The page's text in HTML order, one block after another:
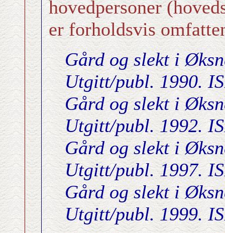
hovedpersoner
er forholdsvis
Gård og slekt i
Utgitt/publ. 1990.
Gård og slekt i
Utgitt/publ. 1992.
Gård og slekt i
Utgitt/publ. 1997.
Gård og slekt i
Utgitt/publ. 1999.